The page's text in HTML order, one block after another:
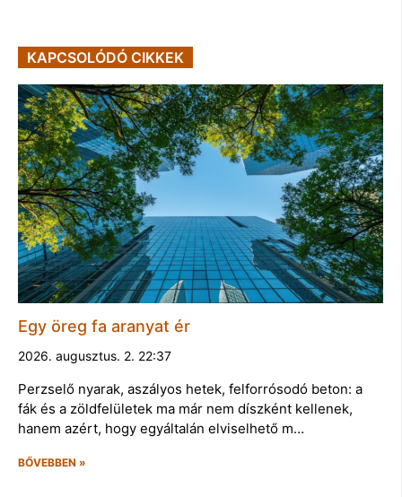
KAPCSOLÓDÓ CIKKEK
Egy öreg fa aranyat ér
2026. augusztus. 2. 22:37
Perzselő nyarak, aszályos hetek, felforrósodó beton: a
fák és a zöldfelületek ma már nem díszként kellenek,
hanem azért, hogy egyáltalán elviselhető m…
BŐVEBBEN »